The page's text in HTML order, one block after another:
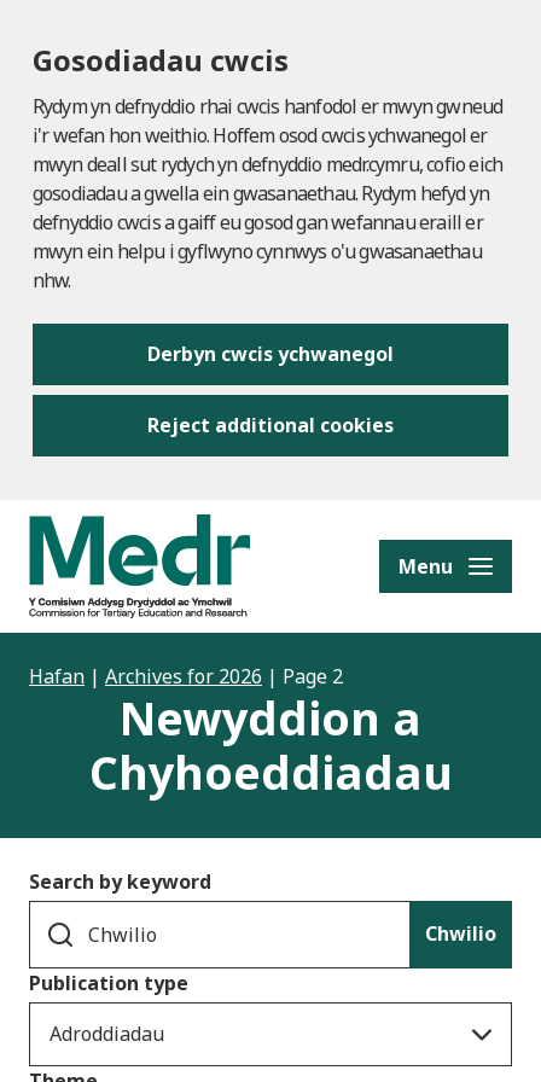
Gosodiadau cwcis
Rydym yn defnyddio rhai cwcis hanfodol er mwyn gwneud
i'r wefan hon weithio. Hoffem osod cwcis ychwanegol er
mwyn deall sut rydych yn defnyddio medr.cymru, cofio eich
gosodiadau a gwella ein gwasanaethau. Rydym hefyd yn
defnyddio cwcis a gaiff eu gosod gan wefannau eraill er
mwyn ein helpu i gyflwyno cynnwys o'u gwasanaethau
nhw.
Derbyn cwcis ychwanegol
Reject additional cookies
content Menu
Hafan | Archives for 2026 | Page 2
Newyddion a
Chyhoeddiadau
Search by keyword
Chwilio
Publication type
Adroddiadau